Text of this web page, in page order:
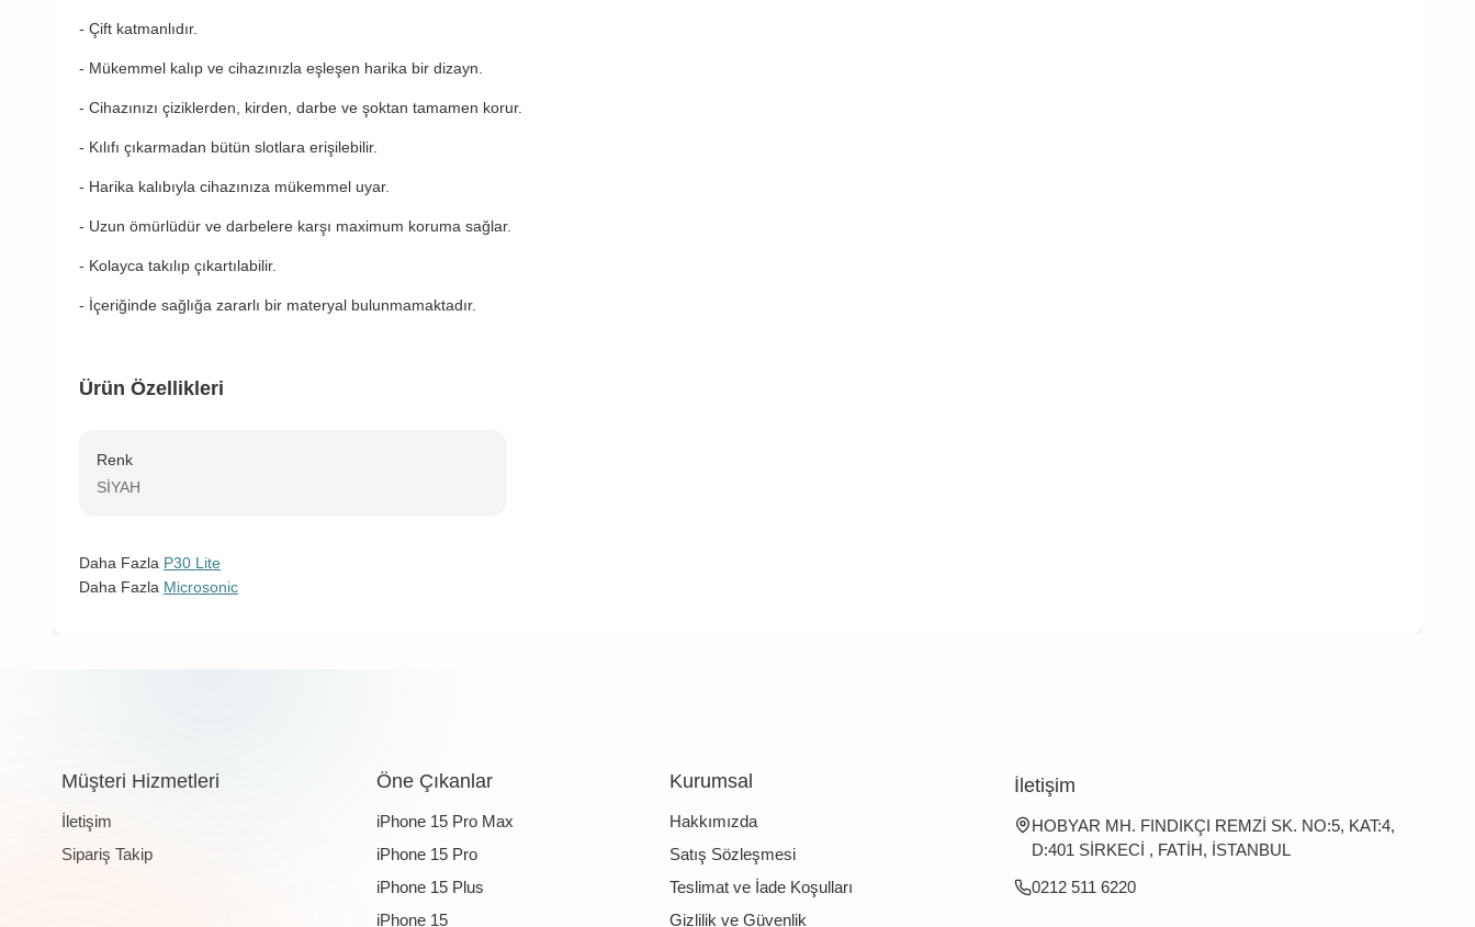
- Çift katmanlıdır.
- Mükemmel kalıp ve cihazınızla eşleşen harika bir dizayn.
- Cihazınızı çiziklerden, kirden, darbe ve şoktan tamamen korur.
- Kılıfı çıkarmadan bütün slotlara erişilebilir.
- Harika kalıbıyla cihazınıza mükemmel uyar.
- Uzun ömürlüdür ve darbelere karşı maximum koruma sağlar.
- Kolayca takılıp çıkartılabilir.
- İçeriğinde sağlığa zararlı bir materyal bulunmamaktadır.
Ürün Özellikleri
Renk
SİYAH
Daha Fazla P30 Lite
Daha Fazla Microsonic
Müşteri Hizmetleri
İletişim
Sipariş Takip
Öne Çıkanlar
iPhone 15 Pro Max
iPhone 15 Pro
iPhone 15 Plus
iPhone 15
Kurumsal
Hakkımızda
Satış Sözleşmesi
Teslimat ve İade Koşulları
Gizlilik ve Güvenlik
İletişim
HOBYAR MH. FINDIKÇI REMZİ SK. NO:5, KAT:4,
D:401 SİRKECİ , FATİH, İSTANBUL
0212 511 6220